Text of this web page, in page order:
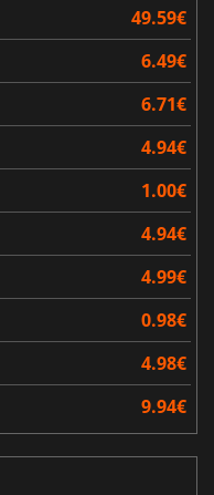
49.59€
6.49€
6.71€
4.94€
1.00€
4.94€
4.99€
0.98€
4.98€
9.94€